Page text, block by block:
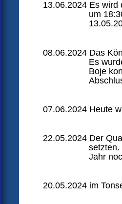
13.06.2024 Es wird
um
08.06.2024 Das
Es
Boje
07.06.2024 Heute
22.05.2024 Der
setzten.
Jahr
20.05.2024 im